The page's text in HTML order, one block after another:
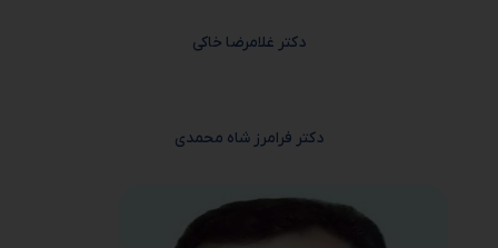
دکتر غلامرضا خاکی
دکتر فرامرز شاه محمدی